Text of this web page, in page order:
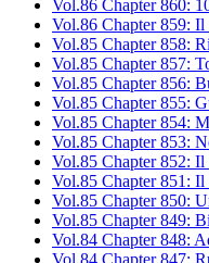
Vol.86 Chapter 860:
Vol.86 Chapter 859: Il
Vol.85 Chapter 858:
Vol.85 Chapter 857:
Vol.85 Chapter 856:
Vol.85 Chapter 855:
Vol.85 Chapter 854:
Vol.85 Chapter 853:
Vol.85 Chapter 852:
Vol.85 Chapter 851: Il
Vol.85 Chapter 850:
Vol.85 Chapter 849:
Vol.84 Chapter 848:
Vol.84 Chapter 847: